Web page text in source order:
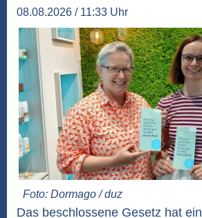
08.08.2026 / 11:33 Uhr
Foto: Dormago / duz
Das beschlossene Gesetz hat